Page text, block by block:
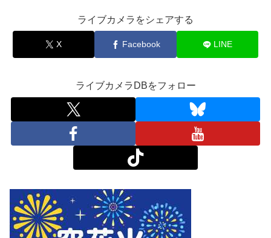
ライブカメラをシェアする
X Facebook LINE
ライブカメラDBをフォロー